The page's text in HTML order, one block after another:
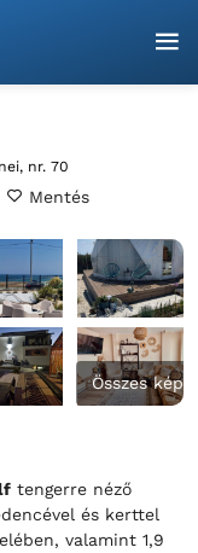
nr. 70
Mentés
Összes kép
tengerre néző
és kerttel
valamint 1,9